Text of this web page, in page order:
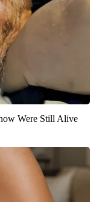
Were Still Alive